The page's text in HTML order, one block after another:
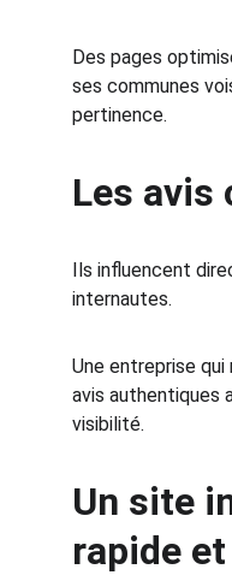
Des pages
ses communes
pertinence.
Les avis
Ils influencent
internautes.
Une entreprise
avis authentiques
visibilité.
Un site
rapide